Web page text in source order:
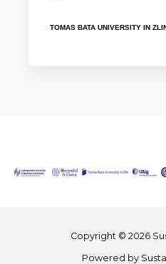
TOMAS BATA UNIVERSITY IN
Copyright © 2026
Powered by